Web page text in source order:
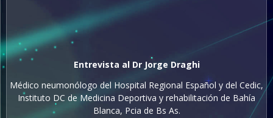
Entrevista al Dr Jorge Draghi
Médico neumonólogo del Hospital Regional Español y del Cedic,
Instituto DC de Medicina Deportiva y rehabilitación de Bahía
Blanca, Pcia de Bs As.